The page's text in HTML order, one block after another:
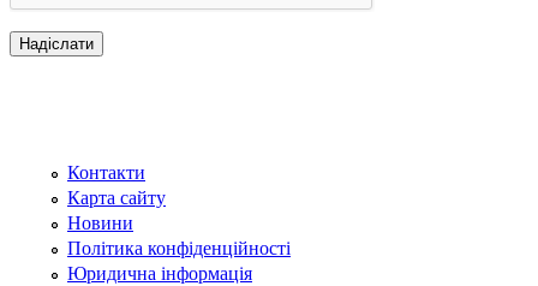
Контакти
Карта сайту
Новини
Політика конфіденційності
Юридична інформація